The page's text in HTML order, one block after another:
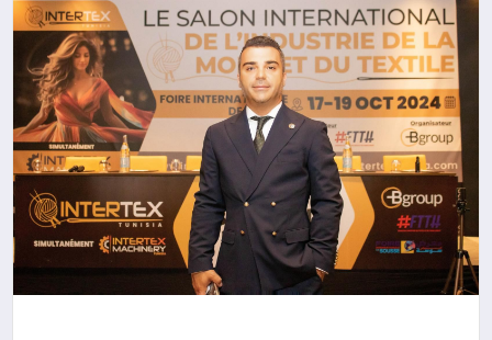
TEKNOLOJI
YAŞAM
MALATYA HABERLERI